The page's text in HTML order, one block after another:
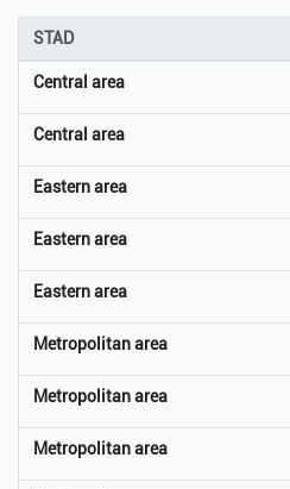
STAD
Central area
Central area
Eastern area
Eastern area
Eastern area
Metropolitan area
Metropolitan area
Metropolitan area